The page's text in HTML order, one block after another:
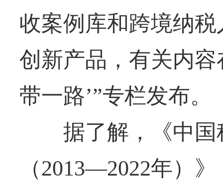
收案例库和跨境纳
创新产品，有关内容
带一路’”专栏发布。
据了解，《中国
（2013—2022年）